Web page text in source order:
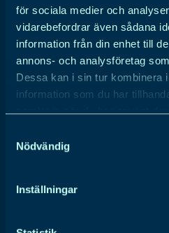
för sociala medier och
vidarebefordrar även sådana
information från din enhet till
annons- och analysföretag
Dessa kan i sin tur kombinera
information som du har
samlat in när du har använt
Nödvändig
Inställningar
Mycket kan man klara av
sitta ner initialt och lära
samtidigt som den
läggs upp är något som vi
värdesätter. Många bra
över en rykande kopp
uppfattningen att det är
med den i verkligheten.
Så, går du och funderar